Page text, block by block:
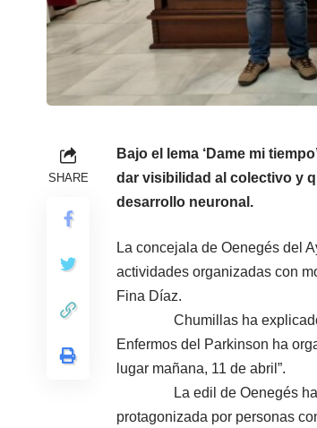
SHARE
Bajo el lema ‘Dame mi
dar visibilidad al colectivo y
desarrollo neuronal.
La concejala de Oenegés del
actividades organizadas con
Fina Díaz.
Chumillas ha explicado
Enfermos del Parkinson ha
lugar mañana, 11 de abril”.
La edil de Oenegés ha
protagonizada por personas